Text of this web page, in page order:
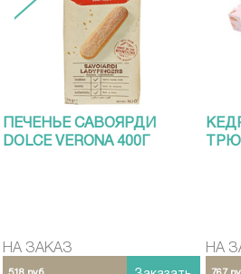
ПЕЧЕНЬЕ САВОЯРДИ
DOLCE VERONA 400Г
НА ЗАКАЗ НА